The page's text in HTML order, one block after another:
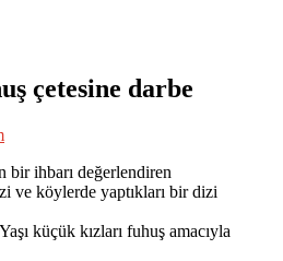
çetesine darbe
bir ihbarı değerlendiren
ve köylerde yaptıkları bir dizi
küçük kızları fuhuş amacıyla